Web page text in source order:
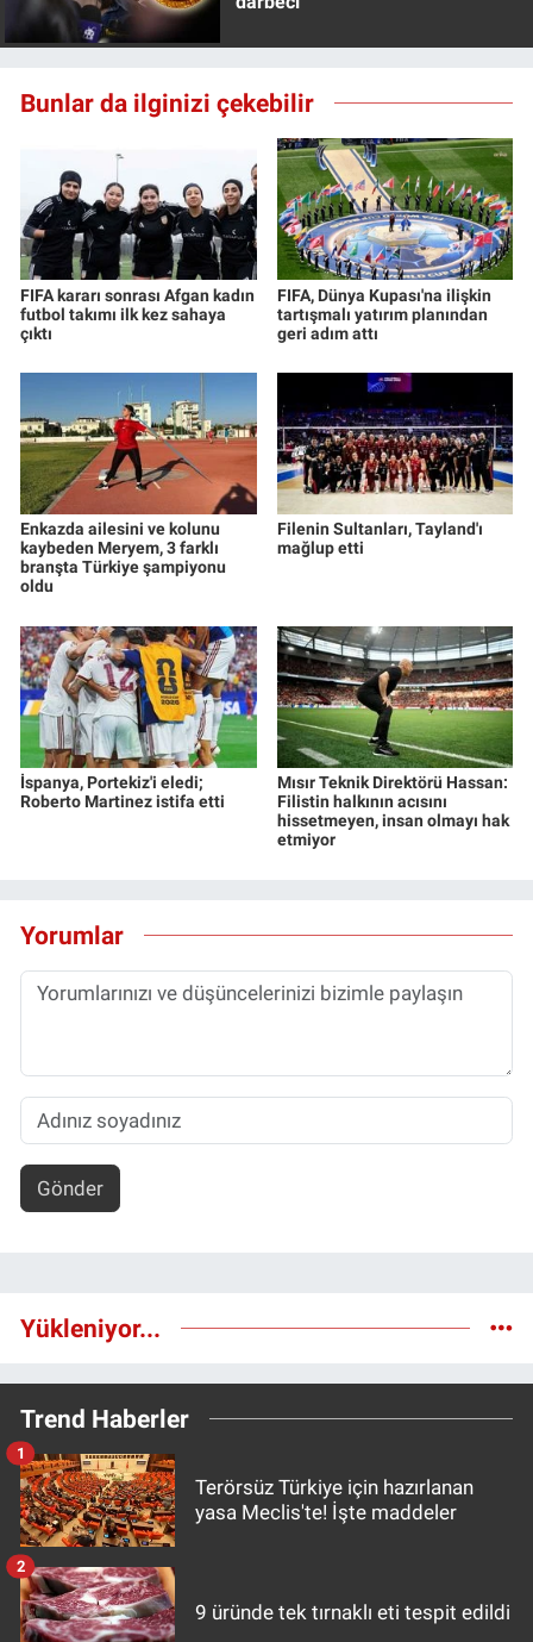
Bunlar da ilginizi çekebilir
FIFA kararı sonrası Afgan kadın
futbol takımı ilk kez sahaya
çıktı
FIFA, Dünya Kupası'na ilişkin
tartışmalı yatırım planından
geri adım attı
Enkazda ailesini ve kolunu
kaybeden Meryem, 3 farklı
branşta Türkiye şampiyonu
oldu
Filenin Sultanları, Tayland'ı
mağlup etti
İspanya, Portekiz'i eledi;
Roberto Martinez istifa etti
Mısır Teknik Direktörü Hassan:
Filistin halkının acısını
hissetmeyen, insan olmayı hak
etmiyor
Yorumlar
Gönder
Yükleniyor...
Trend Haberler
Terörsüz Türkiye için hazırlanan
yasa Meclis'te! İşte maddeler
1
9 üründe tek tırnaklı eti tespit edildi
2